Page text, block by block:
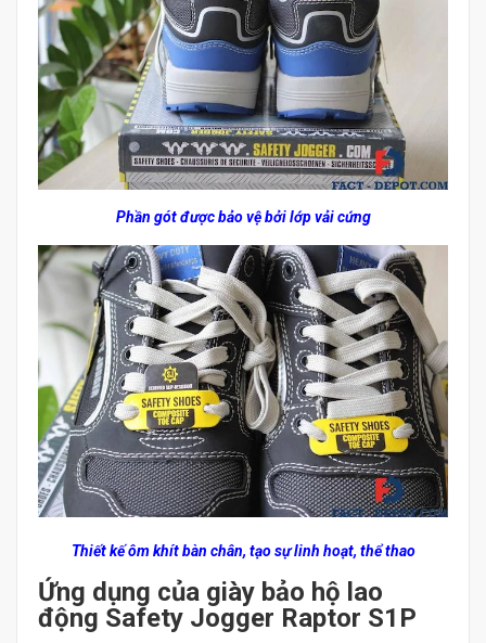
Phần gót được bảo vệ bởi lớp vải cứng
Thiết kế ôm khít bàn chân, tạo sự linh hoạt, thể thao
Ứng dụng của giày bảo hộ lao
động Safety Jogger Raptor S1P